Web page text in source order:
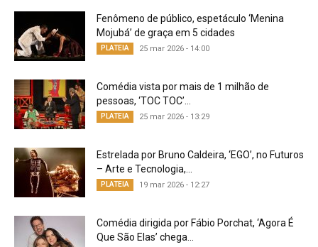
Fenômeno de público, espetáculo ‘Menina
Mojubá’ de graça em 5 cidades
PLATEIA 25 mar 2026 - 14:00
Comédia vista por mais de 1 milhão de
pessoas, ‘TOC TOC’...
PLATEIA 25 mar 2026 - 13:29
Estrelada por Bruno Caldeira, ‘EGO’, no Futuros
– Arte e Tecnologia,...
PLATEIA 19 mar 2026 - 12:27
Comédia dirigida por Fábio Porchat, ‘Agora É
Que São Elas’ chega...